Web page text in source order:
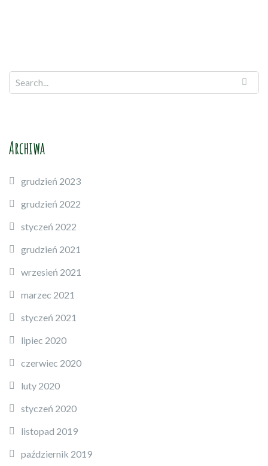
Archiwa
grudzień 2023
grudzień 2022
styczeń 2022
grudzień 2021
wrzesień 2021
marzec 2021
styczeń 2021
lipiec 2020
czerwiec 2020
luty 2020
styczeń 2020
listopad 2019
październik 2019